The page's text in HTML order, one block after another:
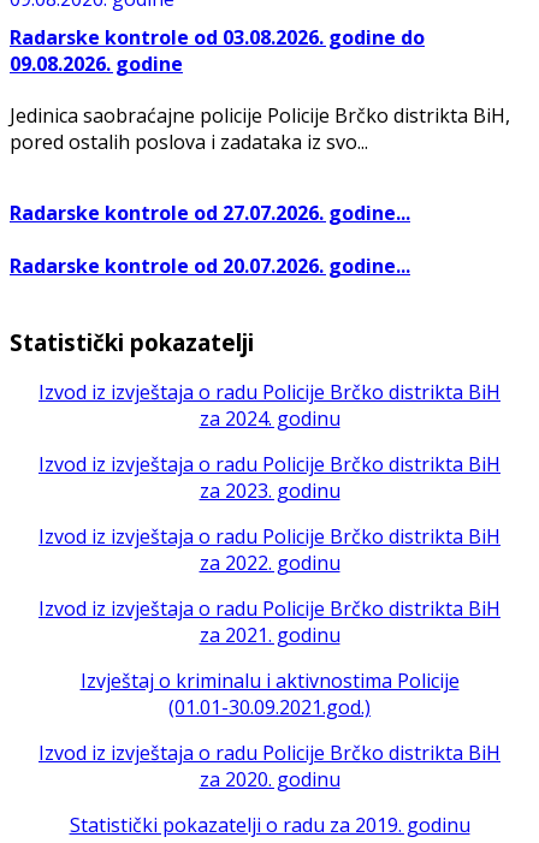
Radarske kontrole od 03.08.2026. godine do
09.08.2026. godine
Jedinica saobraćajne policije Policije Brčko distrikta BiH,
pored ostalih poslova i zadataka iz svo...
Radarske kontrole od 27.07.2026. godine...
Radarske kontrole od 20.07.2026. godine...
Statistički pokazatelji
Izvod iz izvještaja o radu Policije Brčko distrikta BiH
za 2024. godinu
Izvod iz izvještaja o radu Policije Brčko distrikta BiH
za 2023. godinu
Izvod iz izvještaja o radu Policije Brčko distrikta BiH
za 2022. godinu
Izvod iz izvještaja o radu Policije Brčko distrikta BiH
za 2021. godinu
Izvještaj o kriminalu i aktivnostima Policije
(01.01-30.09.2021.god.)
Izvod iz izvještaja o radu Policije Brčko distrikta BiH
za 2020. godinu
Statistički pokazatelji o radu za 2019. godinu